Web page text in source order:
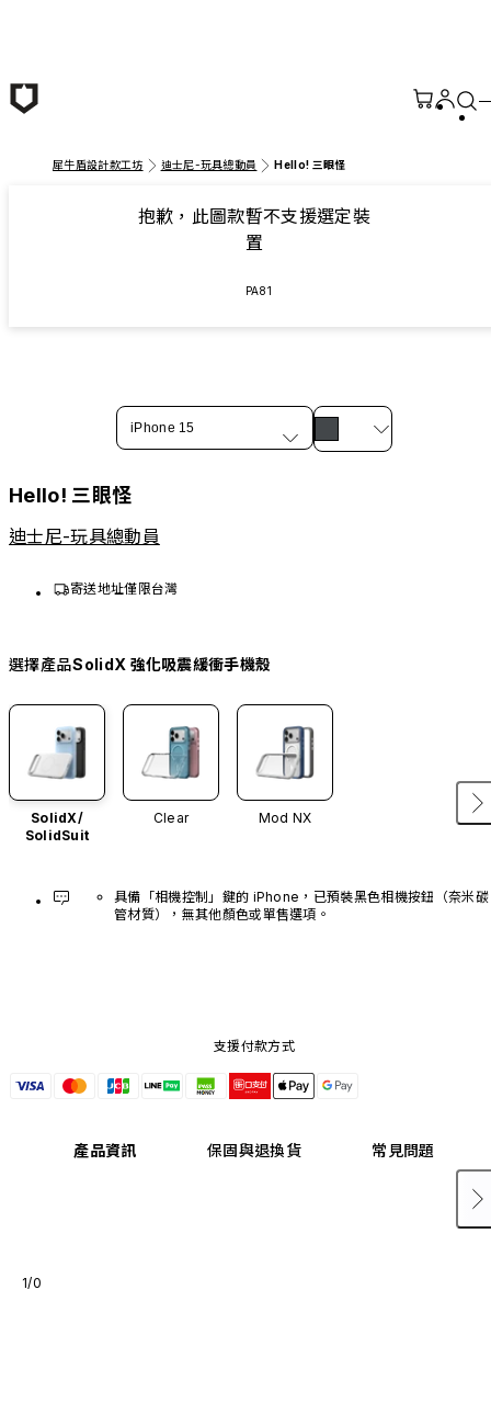
犀牛盾設計款工坊 迪士尼-玩具總動員 Hello! 三眼怪
抱歉，此圖款暫不支援選定裝
置
PA81
iPhone 15
Hello! 三眼怪
迪士尼-玩具總動員
寄送地址僅限台灣
選擇產品SolidX 強化吸震緩衝手機殼
SolidX/
SolidSuit
Clear Mod NX
具備「相機控制」鍵的 iPhone，已預裝黑色相機按鈕（奈米碳
管材質），無其他顏色或單售選項。
支援付款方式
產品資訊 保固與退換貨 常見問題
1/0